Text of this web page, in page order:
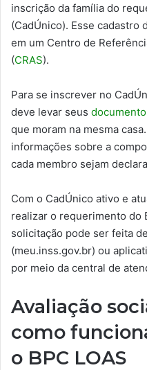
inscrição da família do
(CadÚnico). Esse
em um Centro de
(CRAS).
Para se inscrever no
deve levar seus
que moram na mesma
informações sobre a
cada membro sejam
Com o CadÚnico ativo e
realizar o requerimento do
solicitação pode ser feita
(meu.inss.gov.br) ou
por meio da central de
Avaliação
como
o BPC LOAS